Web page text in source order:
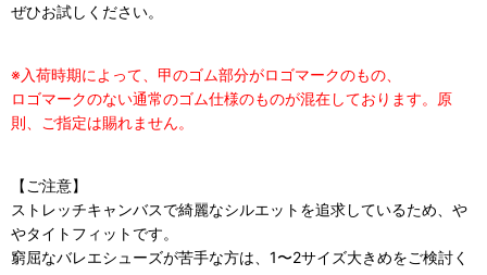
ぜひお試しください。
※入荷時期によって、甲のゴム部分がロゴマークのもの、
ロゴマークのない通常のゴム仕様のものが混在しております。原
則、ご指定は賜れません。
【ご注意】
ストレッチキャンバスで綺麗なシルエットを追求しているため、や
やタイトフィットです。
窮屈なバレエシューズが苦手な方は、1〜2サイズ大きめをご検討く